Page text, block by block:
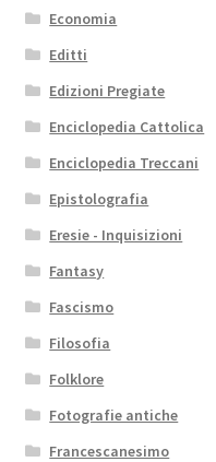
Economia
Editti
Edizioni Pregiate
Enciclopedia Cattolica
Enciclopedia Treccani
Epistolografia
Eresie - Inquisizioni
Fantasy
Fascismo
Filosofia
Folklore
Fotografie antiche
Francescanesimo